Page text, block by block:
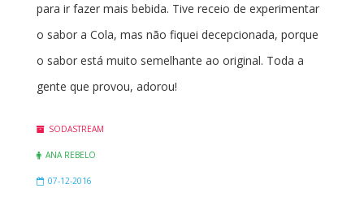
para ir fazer mais bebida. Tive receio de experimentar
o sabor a Cola, mas não fiquei decepcionada, porque
o sabor está muito semelhante ao original. Toda a
gente que provou, adorou!
SODASTREAM
ANA REBELO
07-12-2016